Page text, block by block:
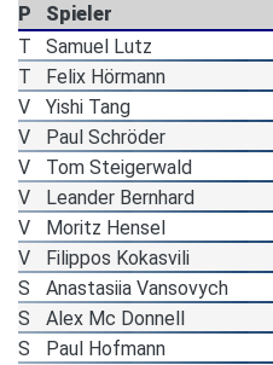
P Spieler
T
Samuel Lutz
T
Felix Hörmann
V
Yishi Tang
V
Paul Schröder
V
Tom Steigerwald
V
Leander Bernhard
V
Moritz Hensel
V
Filippos Kokasvili
S
Anastasiia Vansovych
S
Alex Mc Donnell
S
Paul Hofmann